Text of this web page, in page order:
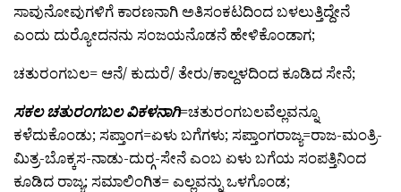
ಸಾವುನೋವುಗಳಿಗೆ ಕಾರಣನಾಗಿ ಅತಿಸಂಕಟದಿಂದ ಬಳಲುತ್ತಿದ್ದೇನೆ
ಎಂದು ದುರ್‍ಯೋದನನು ಸಂಜಯನೊಡನೆ ಹೇಳಿಕೊಂಡಾಗ;
ಚತುರಂಗಬಲ= ಆನೆ/ ಕುದುರೆ/ ತೇರು/ಕಾಲ್ದಳದಿಂದ ಕೂಡಿದ ಸೇನೆ;
ಸಕಲ ಚತುರಂಗಬಲ ವಿಕಳನಾಗಿ=ಚತುರಂಗಬಲವೆಲ್ಲವನ್ನೂ
ಕಳೆದುಕೊಂಡು; ಸಪ್ತಾಂಗ=ಏಳು ಬಗೆಗಳು; ಸಪ್ತಾಂಗರಾಜ್ಯ=ರಾಜ-ಮಂತ್ರಿ-
ಮಿತ್ರ-ಬೊಕ್ಕಸ-ನಾಡು-ದುರ್‍ಗ-ಸೇನೆ ಎಂಬ ಏಳು ಬಗೆಯ ಸಂಪತ್ತಿನಿಂದ
ಕೂಡಿದ ರಾಜ್ಯ; ಸಮಾಲಿಂಗಿತ= ಎಲ್ಲವನ್ನು ಒಳಗೊಂಡ;